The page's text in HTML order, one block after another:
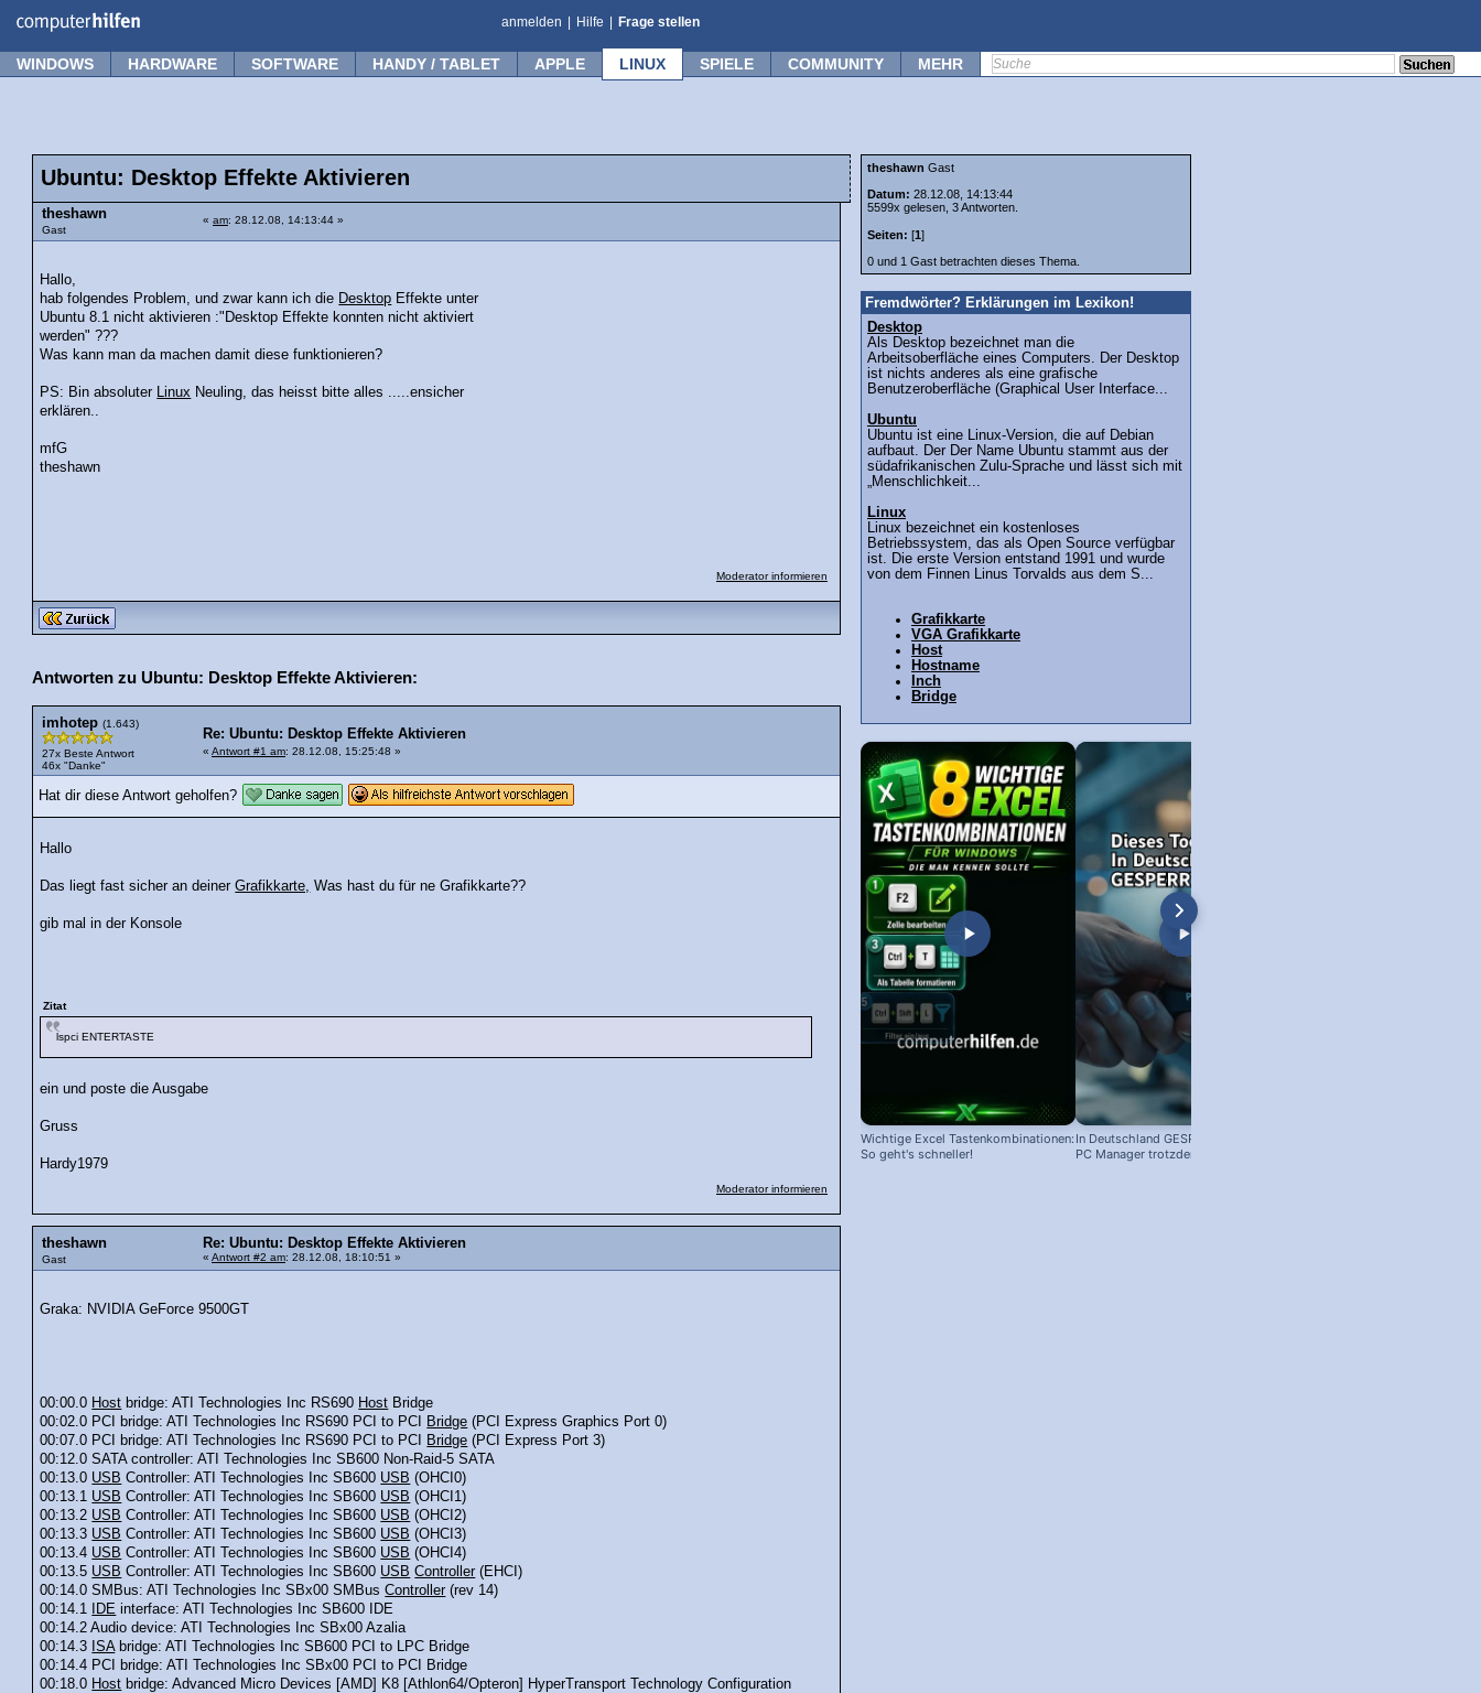
anmelden Hilfe Frage stellen
WINDOWS HARDWARE SOFTWARE HANDY / TABLET APPLE LINUX SPIELE COMMUNITY MEHR
Ubuntu: Desktop Effekte Aktivieren
theshawn
Gast
« am: 28.12.08, 14:13:44 »
Hallo,
hab folgendes Problem, und zwar kann ich die Desktop Effekte unter
Ubuntu 8.1 nicht aktivieren :"Desktop Effekte konnten nicht aktiviert
werden" ???
Was kann man da machen damit diese funktionieren?
PS: Bin absoluter Linux Neuling, das heisst bitte alles .....ensicher
erklären..
mfG
theshawn
Moderator informieren
Antworten zu Ubuntu: Desktop Effekte Aktivieren:
imhotep (1.643)
27x Beste Antwort
46x "Danke"
Re: Ubuntu: Desktop Effekte Aktivieren
« Antwort #1 am: 28.12.08, 15:25:48 »
Hat dir diese Antwort geholfen?
Hallo
Das liegt fast sicher an deinerGrafikkarte, Was hast du für ne Grafikkarte??
gib mal in der Konsole
Zitat
lspci ENTERTASTE
ein und poste die Ausgabe
Gruss
Hardy1979
Moderator informieren
theshawn
Gast
Re: Ubuntu: Desktop Effekte Aktivieren
« Antwort #2 am: 28.12.08, 18:10:51 »
Graka: NVIDIA GeForce 9500GT
00:00.0 Host bridge: ATI Technologies Inc RS690 Host Bridge
00:02.0 PCI bridge: ATI Technologies Inc RS690 PCI to PCI
Bridge (PCI Express Graphics Port 0)
00:07.0 PCI bridge: ATI Technologies Inc RS690 PCI to PCI
Bridge (PCI Express Port 3)
00:12.0 SATA controller: ATI Technologies Inc SB600 Non-Raid-5 SATA
00:13.0 USB Controller: ATI Technologies Inc SB600 USB (OHCI0)
00:13.1 USB Controller: ATI Technologies Inc SB600 USB (OHCI1)
00:13.2 USB Controller: ATI Technologies Inc SB600 USB (OHCI2)
00:13.3 USB Controller: ATI Technologies Inc SB600 USB (OHCI3)
00:13.4 USB Controller: ATI Technologies Inc SB600 USB (OHCI4)
00:13.5 USB Controller: ATI Technologies Inc SB600 USB Controller(EHCI)
00:14.0 SMBus: ATI Technologies Inc SBx00 SMBusController(rev 14)
00:14.1
IDE interface: ATI Technologies Inc SB600 IDE
00:14.2 Audio device: ATI Technologies Inc SBx00 Azalia
00:14.3 ISAbridge: ATI Technologies Inc SB600 PCI to LPC Bridge
00:14.4 PCI bridge: ATI Technologies Inc SBx00 PCI to PCI Bridge
00:18.0 Host bridge: Advanced Micro Devices [AMD] K8 [Athlon64/Opteron] HyperTransport Technology Configuration
theshawn Gast
Datum: 28.12.08, 14:13:44
5599x gelesen, 3 Antworten.
Seiten: [1]
0 und 1 Gast betrachten dieses Thema.
Fremdwörter? Erklärungen im Lexikon!
Desktop
Als Desktop bezeichnet man die
Arbeitsoberfläche eines Computers. Der Desktop
ist nichts anderes als eine grafische
Benutzeroberfläche (Graphical User Interface...
Ubuntu
Ubuntu ist eine Linux-Version, die auf Debian
aufbaut. Der Der Name Ubuntu stammt aus der
südafrikanischen Zulu-Sprache und lässt sich mit
„Menschlichkeit...
Linux
Linux bezeichnet ein kostenloses
Betriebssystem, das als Open Source verfügbar
ist. Die erste Version entstand 1991 und wurde
von dem Finnen Linus Torvalds aus dem S...
Grafikkarte
VGA Grafikkarte
Host
Hostname
Inch
Bridge
Wichtige Excel Tastenkombinationen:
So geht's schneller!
In Deutschland GESPERRT: Microsoft
PC Manager trotzdem installieren